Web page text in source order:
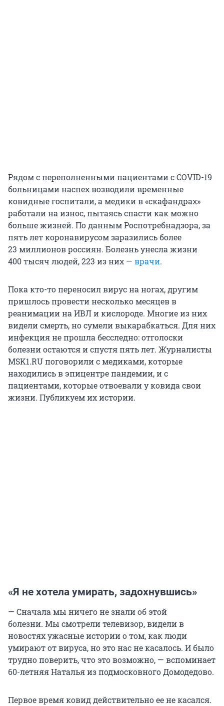
Рядом с переполненными пациентами с COVID-19
больницами наспех возводили временные
ковидные госпитали, а медики в «скафандрах»
работали на износ, пытаясь спасти как можно
больше жизней. По данным Роспотребнадзора, за
пять лет коронавирусом заразились более
23 миллионовроссиян. Болезнь унесла жизни
400 тысяч людей, 223 из них — врачи.
Пока кто-то переносил вирус на ногах, другим
пришлось провести несколько месяцев в
реанимации на ИВЛ и кислороде. Многие из них
видели смерть, но сумели выкарабкаться. Для них
инфекция не прошла бесследно: отголоски
болезни остаются и спустя пять лет. Журналисты
MSK1.RU поговорили с медиками, которые
находились в эпицентре пандемии, и с
пациентами, которые отвоевали у ковида свои
жизни. Публикуем их истории.
«Я не хотела умирать, задохнувшись»
— Сначала мы ничего не знали об этой
болезни. Мы смотрели телевизор, видели в
новостях ужасные истории о том, как люди
умирают от вируса, но это нас не касалось. И было
трудно поверить, что это возможно, — вспоминает
60-летняя Наталья из подмосковного Домодедово.
Первое время ковид действительно ее не касался.